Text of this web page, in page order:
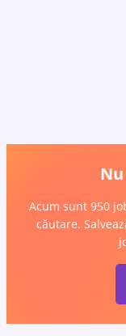
Acum sunt 950
căutare.